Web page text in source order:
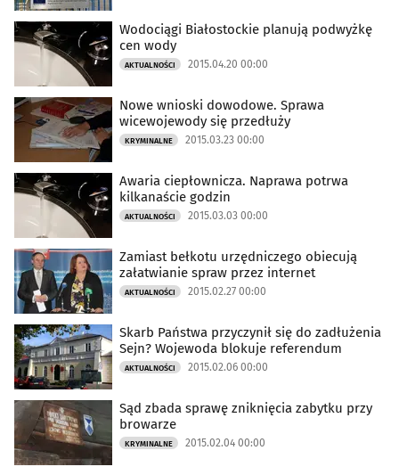
Wodociągi Białostockie planują podwyżkę
cen wody
AKTUALNOŚCI 2015.04.20 00:00
Nowe wnioski dowodowe. Sprawa
wicewojewody się przedłuży
KRYMINALNE 2015.03.23 00:00
Awaria ciepłownicza. Naprawa potrwa
kilkanaście godzin
AKTUALNOŚCI 2015.03.03 00:00
Zamiast bełkotu urzędniczego obiecują
załatwianie spraw przez internet
AKTUALNOŚCI 2015.02.27 00:00
Skarb Państwa przyczynił się do zadłużenia
Sejn? Wojewoda blokuje referendum
AKTUALNOŚCI 2015.02.06 00:00
Sąd zbada sprawę zniknięcia zabytku przy
browarze
KRYMINALNE 2015.02.04 00:00